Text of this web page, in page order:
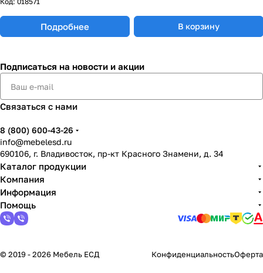
Подробнее В корзину
Подписаться на новости и акции
Связаться с нами
8 (800) 600-43-26
info@mebelesd.ru
690106, г. Владивосток, пр-кт Красного Знамени, д. 34
Каталог продукции
Компания
Информация
Помощь
© 2019 - 2026 Мебель ЕСД КонфиденциальностьОферта